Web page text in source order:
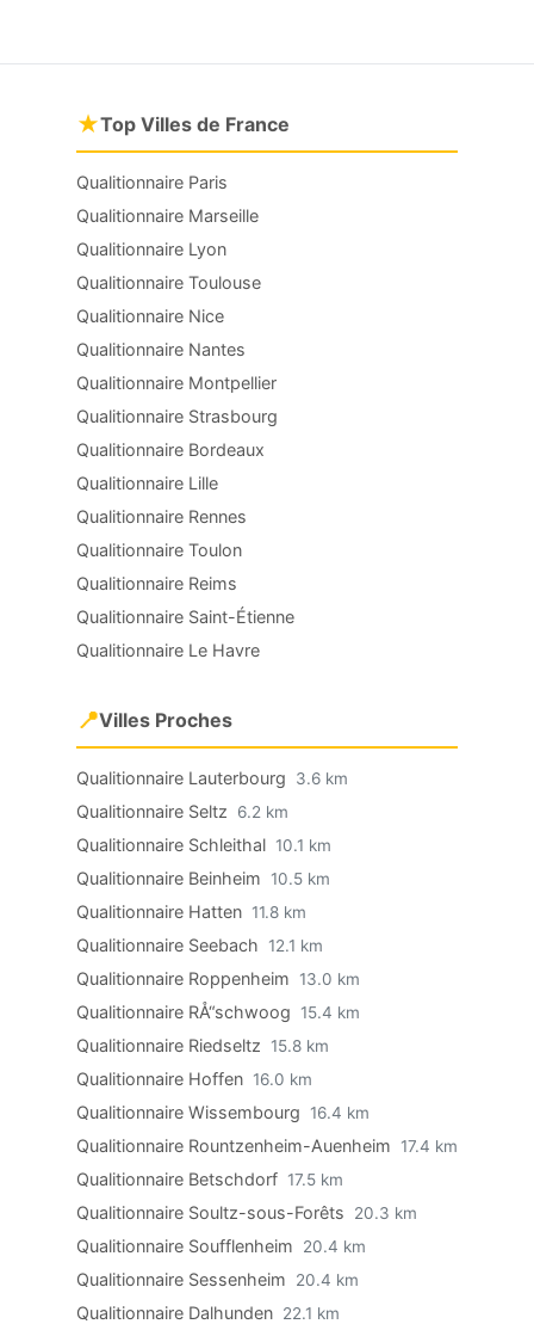
★Top Villes de France
Qualitionnaire Paris
Qualitionnaire Marseille
Qualitionnaire Lyon
Qualitionnaire Toulouse
Qualitionnaire Nice
Qualitionnaire Nantes
Qualitionnaire Montpellier
Qualitionnaire Strasbourg
Qualitionnaire Bordeaux
Qualitionnaire Lille
Qualitionnaire Rennes
Qualitionnaire Toulon
Qualitionnaire Reims
Qualitionnaire Saint-Étienne
Qualitionnaire Le Havre
📍Villes Proches
Qualitionnaire Lauterbourg 3.6 km
Qualitionnaire Seltz 6.2 km
Qualitionnaire Schleithal 10.1 km
Qualitionnaire Beinheim 10.5 km
Qualitionnaire Hatten 11.8 km
Qualitionnaire Seebach 12.1 km
Qualitionnaire Roppenheim 13.0 km
Qualitionnaire RÅ“schwoog 15.4 km
Qualitionnaire Riedseltz 15.8 km
Qualitionnaire Hoffen 16.0 km
Qualitionnaire Wissembourg 16.4 km
Qualitionnaire Rountzenheim-Auenheim 17.4 km
Qualitionnaire Betschdorf 17.5 km
Qualitionnaire Soultz-sous-Forêts 20.3 km
Qualitionnaire Soufflenheim 20.4 km
Qualitionnaire Sessenheim 20.4 km
Qualitionnaire Dalhunden 22.1 km